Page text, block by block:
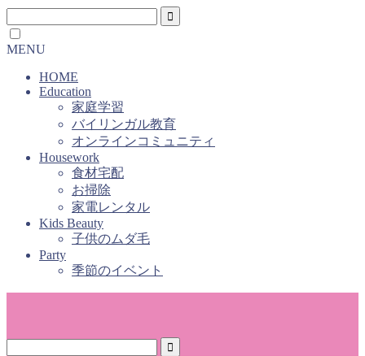
MENU
HOME
Education
家庭学習
バイリンガル教育
オンラインコミュニティ
Housework
食材宅配
お掃除
家電レンタル
Kids Beauty
子供のムダ毛
Party
季節のイベント